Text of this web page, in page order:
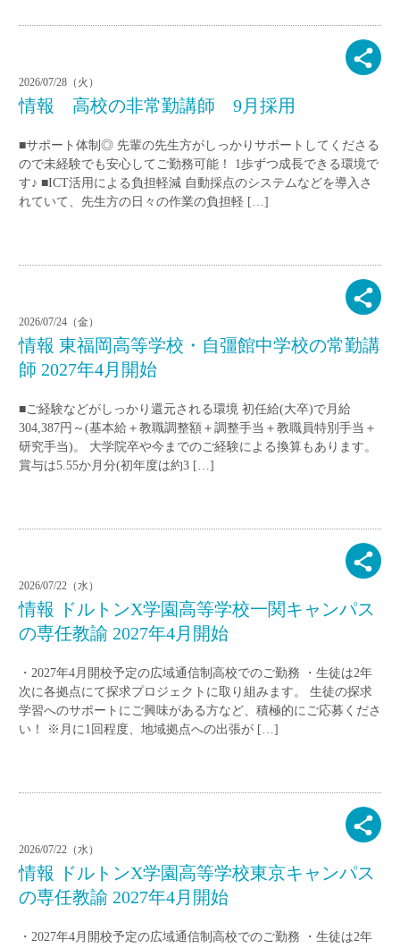
2026/07/28（火）
情報 高校の非常勤講師 9月採用
■サポート体制◎ 先輩の先生方がしっかりサポートしてくださる
ので未経験でも安心してご勤務可能！ 1歩ずつ成長できる環境で
す♪ ■ICT活用による負担軽減 自動採点のシステムなどを導入さ
れていて、先生方の日々の作業の負担軽 […]
2026/07/24（金）
情報 東福岡高等学校・自彊館中学校の常勤講
師 2027年4月開始
■ご経験などがしっかり還元される環境 初任給(大卒)で月給
304,387円～(基本給＋教職調整額＋調整手当＋教職員特別手当＋
研究手当)。 大学院卒や今までのご経験による換算もあります。
賞与は5.55か月分(初年度は約3 […]
2026/07/22（水）
情報 ドルトンX学園高等学校一関キャンパス
の専任教諭 2027年4月開始
・2027年4月開校予定の広域通信制高校でのご勤務 ・生徒は2年
次に各拠点にて探求プロジェクトに取り組みます。 生徒の探求
学習へのサポートにご興味がある方など、積極的にご応募くださ
い！ ※月に1回程度、地域拠点への出張が […]
2026/07/22（水）
情報 ドルトンX学園高等学校東京キャンパス
の専任教諭 2027年4月開始
・2027年4月開校予定の広域通信制高校でのご勤務 ・生徒は2年